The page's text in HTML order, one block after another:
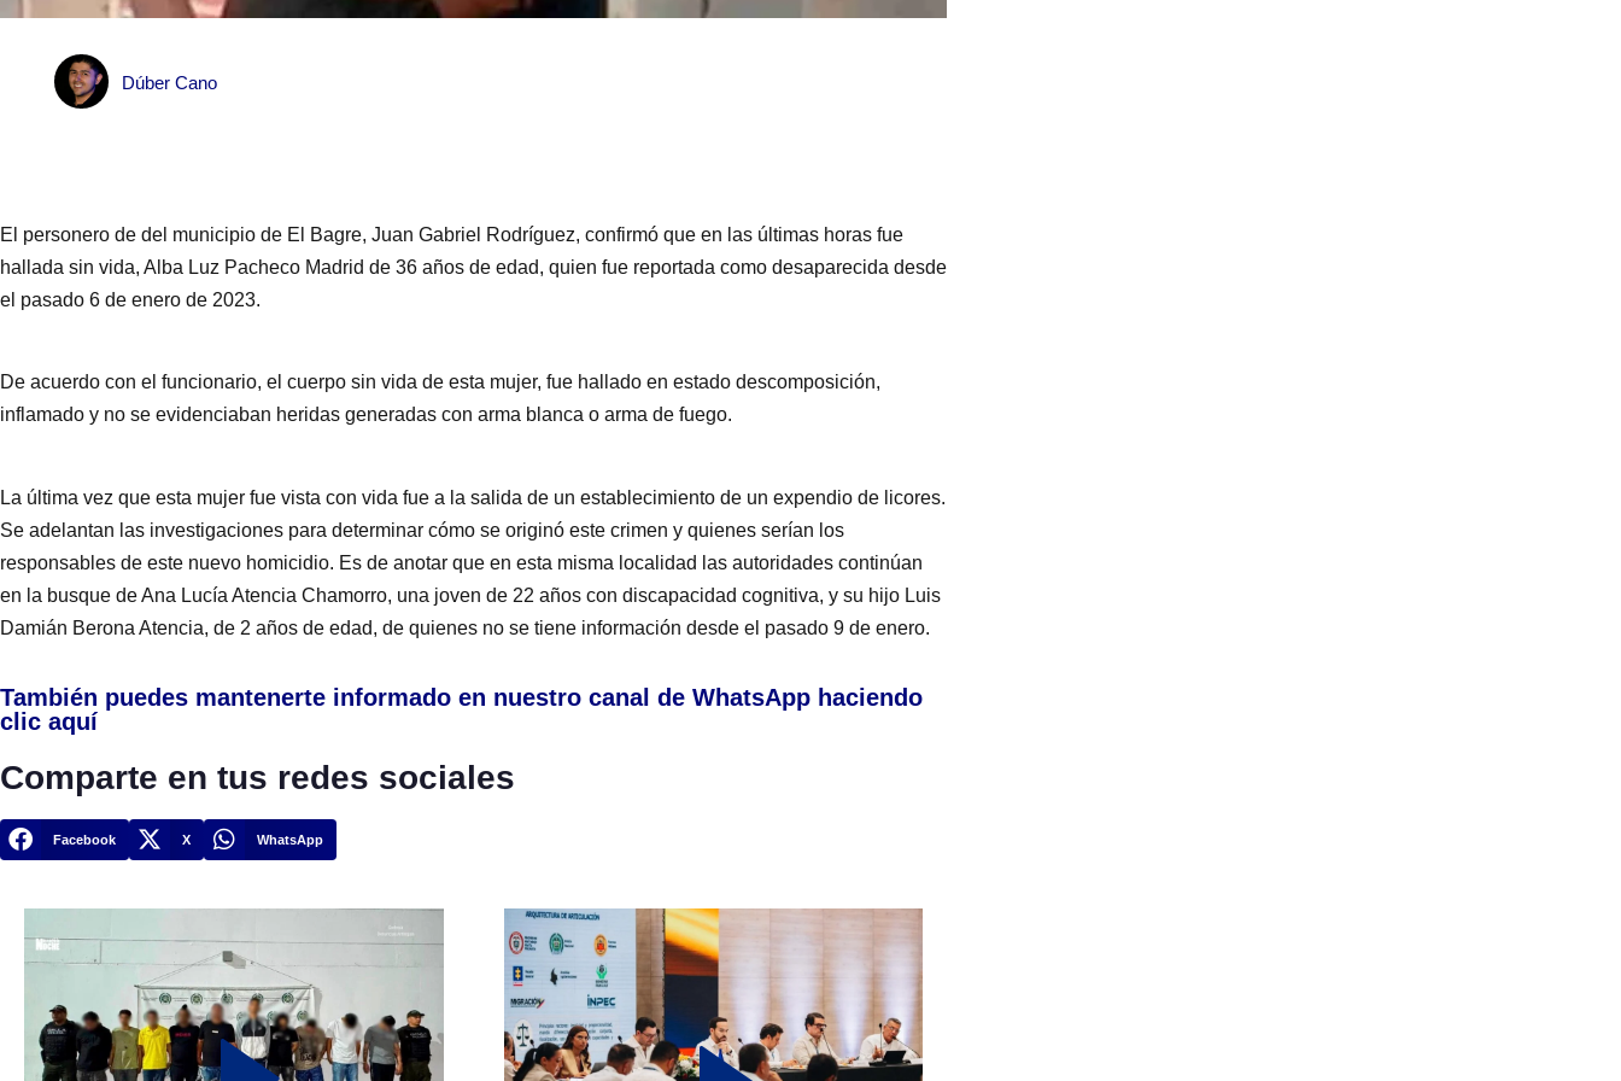
Dúber Cano
El personero de del municipio de El Bagre, Juan Gabriel Rodríguez, confirmó que en las últimas horas fue
hallada sin vida, Alba Luz Pacheco Madrid de 36 años de edad, quien fue reportada como desaparecida desde
el pasado 6 de enero de 2023.
De acuerdo con el funcionario, el cuerpo sin vida de esta mujer, fue hallado en estado descomposición,
inflamado y no se evidenciaban heridas generadas con arma blanca o arma de fuego.
La última vez que esta mujer fue vista con vida fue a la salida de un establecimiento de un expendio de licores.
Se adelantan las investigaciones para determinar cómo se originó este crimen y quienes serían los
responsables de este nuevo homicidio. Es de anotar que en esta misma localidad las autoridades continúan
en la busque de Ana Lucía Atencia Chamorro, una joven de 22 años con discapacidad cognitiva, y su hijo Luis
Damián Berona Atencia, de 2 años de edad, de quienes no se tiene información desde el pasado 9 de enero.
También puedes mantenerte informado en nuestro canal de WhatsApp haciendo
clic aquí
Comparte en tus redes sociales
Facebook X WhatsApp